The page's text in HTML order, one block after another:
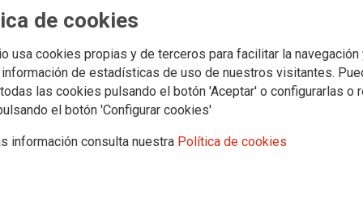
de cookies
usa cookies propias y de terceros para facilitar la navegación
de estadísticas de uso de nuestros visitantes.
las cookies pulsando el botón 'Aceptar' o configurarlas o
el botón 'Configurar cookies'
información consulta nuestra Política de cookies
el Gobierno andaluz impone
personal de la sanidad
pública debe cobrar la segunda parte de su
al año 2023. Sin embargo, la Federación de
de Andalucía (FSS-CCOO Andalucía) tiene constancia
12% sobre las cantidades asignadas en función del
sindical exige a la Junta de Andalucía que dé